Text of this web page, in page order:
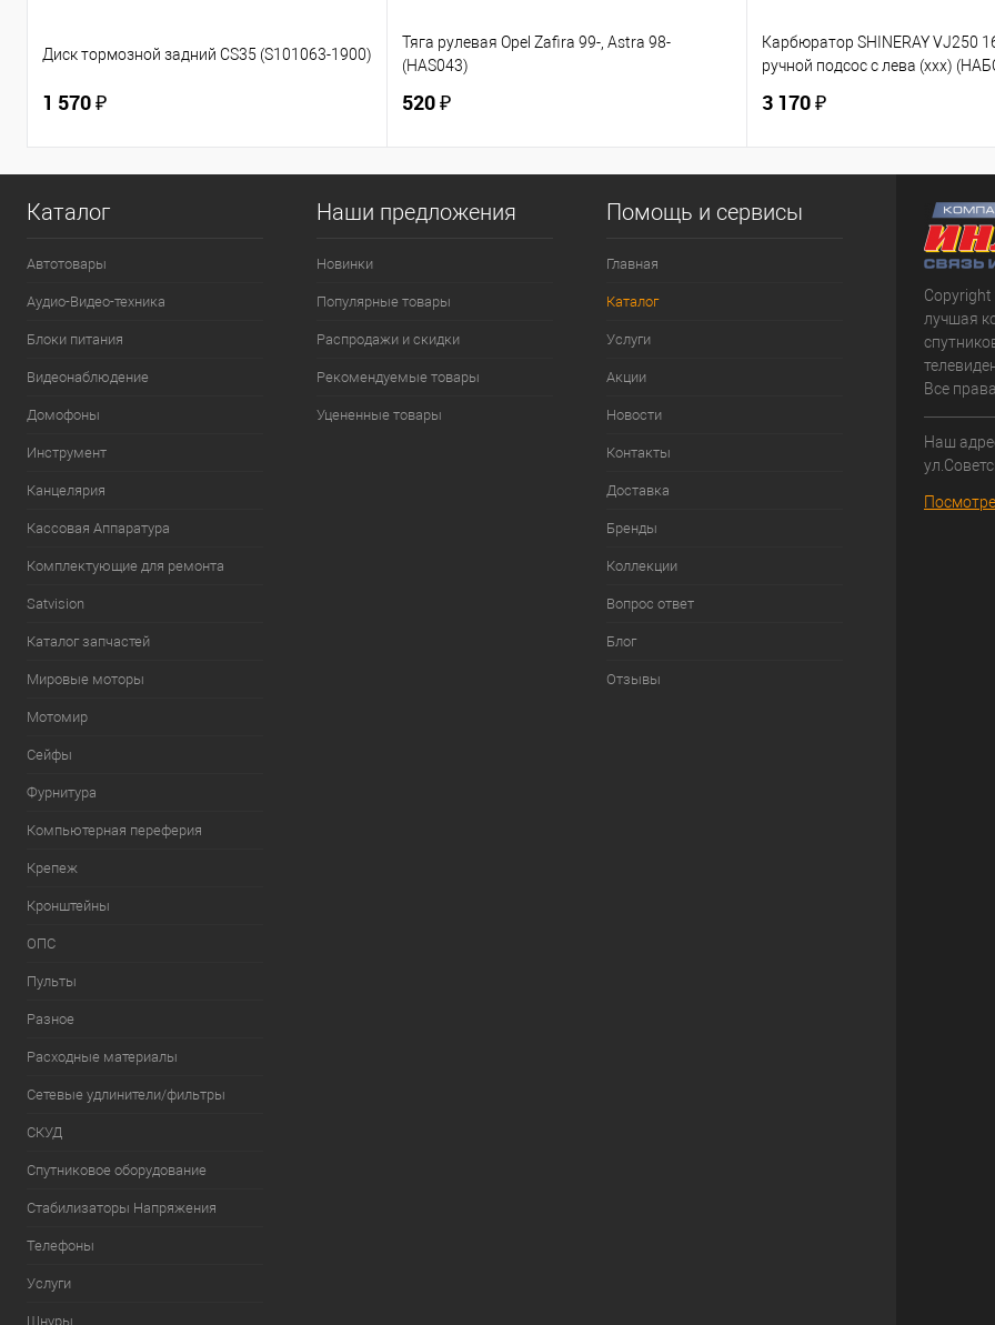
Диск тормозной задний CS35 (S101063-1900)
1 570 ₽
Тяга рулевая Opel Zafira 99-, Astra 98-
(HAS043)
520 ₽
Карбюратор SHINERAY VJ250
ручной подсос с лева (ххх)
3 170 ₽
Каталог
Автотовары
Аудио-Видео-техника
Блоки питания
Видеонаблюдение
Домофоны
Инструмент
Канцелярия
Кассовая Аппаратура
Комплектующие для ремонта
Satvision
Каталог запчастей
Мировые моторы
Мотомир
Сейфы
Фурнитура
Компьютерная переферия
Крепеж
Кронштейны
ОПС
Пульты
Разное
Расходные материалы
Сетевые удлинители/фильтры
СКУД
Спутниковое оборудование
Стабилизаторы Напряжения
Телефоны
Услуги
Шнуры
Наши предложения
Новинки
Популярные товары
Распродажи и скидки
Рекомендуемые товары
Уцененные товары
Помощь и сервисы
Главная
Каталог
Услуги
Акции
Новости
Контакты
Доставка
Бренды
Коллекции
Вопрос ответ
Блог
Отзывы
лучшая
Все
Наш